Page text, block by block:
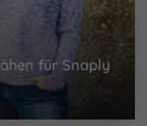
für Snaply